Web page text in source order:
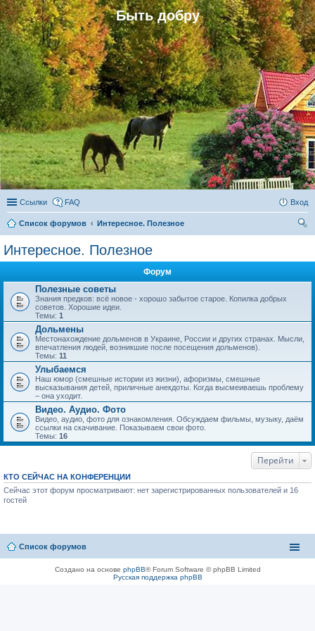
Быть добру
Ссылки FAQ Вход
Список форумов
Интересное. Полезное
Интересное. Полезное
Форум
Полезные советы
Знания предков: всё новое - хорошо забытое старое. Копилка добрых
советов. Хорошие идеи.
Темы: 1
Дольмены
Местонахождение дольменов в Украине, России и других странах. Мысли,
впечатления людей, возникшие после посещения дольменов).
Темы: 11
Улыбаемся
Наш юмор (смешные истории из жизни), афоризмы, смешные
высказывания детей, приличные анекдоты. Когда высмеиваешь проблему
– она уходит.
Видео. Аудио. Фото
Видео, аудио, фото для ознакомления. Обсуждаем фильмы, музыку, даём
ссылки на скачивание. Показываем свои фото.
Темы: 16
Перейти
КТО СЕЙЧАС НА КОНФЕРЕНЦИИ
Сейчас этот форум просматривают: нет зарегистрированных пользователей и 16
гостей
Список форумов
Создано на основе phpBB® Forum Software © phpBB Limited
Русская поддержка phpBB